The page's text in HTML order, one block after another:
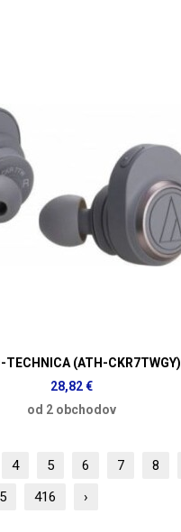
TECHNICA (ATH-CKR7TWGY)
28,82 €
od 2 obchodov
4 5 6 7 8
416 ›